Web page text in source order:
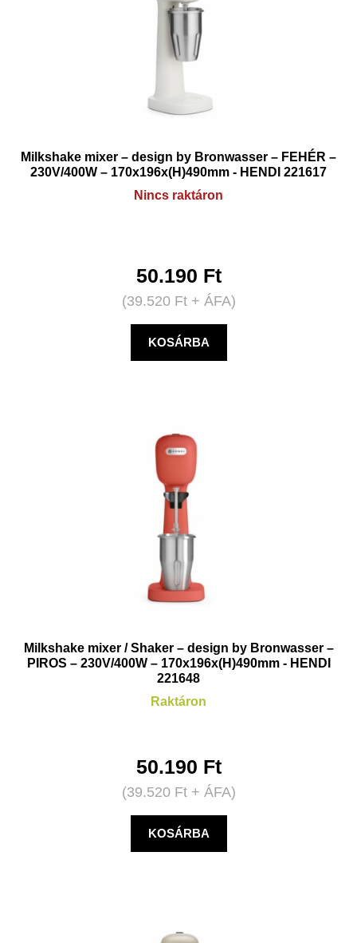
Milkshake mixer – design by Bronwasser – FEHÉR –
230V/400W – 170x196x(H)490mm - HENDI 221617
Nincs raktáron
50.190 Ft
(39.520 Ft+ ÁFA)
KOSÁRBA
Milkshake mixer / Shaker – design by Bronwasser –
PIROS – 230V/400W – 170x196x(H)490mm - HENDI
221648
Raktáron
50.190 Ft
(39.520 Ft+ ÁFA)
KOSÁRBA